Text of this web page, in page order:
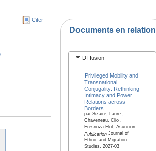
Citer
Documents en relation
DI-fusion
Privileged Mobility and
Transnational
Conjugality: Rethinking
Intimacy and Power
Relations across
Borders
par Sizaire, Laure ,
Chaveneau, Clio ,
Fresnoza-Flot, Asuncion
PublicationJournal of
Ethnic and Migration
Studies, 2027-03